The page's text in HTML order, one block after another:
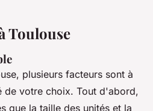
Toulouse
plusieurs facteurs sont à
de votre choix. Tout d'abord,
que la taille des unités et la